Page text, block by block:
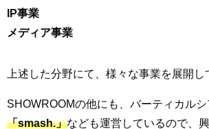
IP事業
メディア事業
上述した分野にて、様々な事業を展開し
SHOWROOMの他にも、バーティカルシ
「smash.」なども運営しているので、